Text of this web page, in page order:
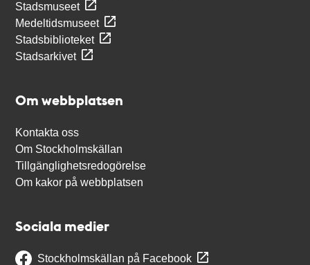
Stadsmuseet
Medeltidsmuseet
Stadsbiblioteket
Stadsarkivet
Om webbplatsen
Kontakta oss
Om Stockholmskällan
Tillgänglighetsredogörelse
Om kakor på webbplatsen
Sociala medier
Stockholmskällan på Facebook